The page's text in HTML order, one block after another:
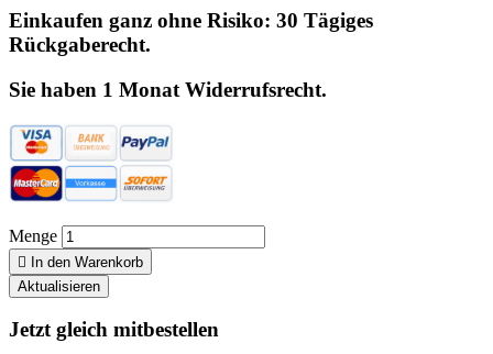
Einkaufen ganz ohne Risiko: 30 Tägiges
Rückgaberecht.
Sie haben 1 Monat Widerrufsrecht.
Menge
 In den Warenkorb
Jetzt gleich mitbestellen